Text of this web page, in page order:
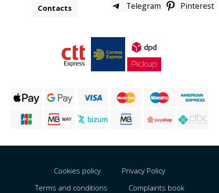
Contacts
Telegram
Pinterest
Cookies policy
Privacy Policy
Terms and conditions
Complaints book